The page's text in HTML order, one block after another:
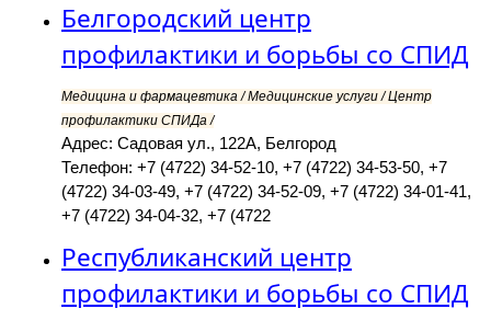
Белгородский центр
профилактики и борьбы со СПИД
Медицина и фармацевтика / Медицинские услуги / Центр
профилактики СПИДа /
Адрес: Садовая ул., 122А, Белгород
Телефон: +7 (4722) 34-52-10, +7 (4722) 34-53-50, +7
(4722) 34-03-49, +7 (4722) 34-52-09, +7 (4722) 34-01-41,
+7 (4722) 34-04-32, +7 (4722
Республиканский центр
профилактики и борьбы со СПИД